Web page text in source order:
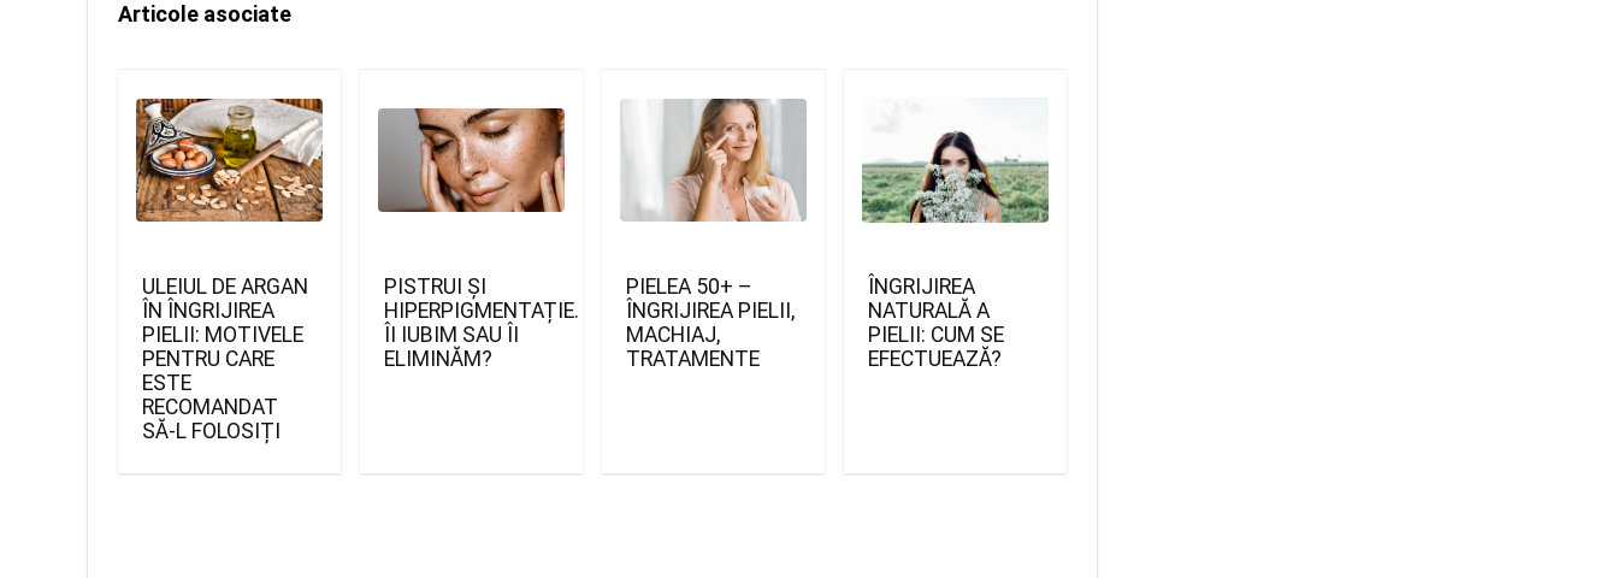
Articole asociate
ULEIUL DE ARGAN
ÎN ÎNGRIJIREA
PIELII: MOTIVELE
PENTRU CARE
ESTE
RECOMANDAT
SĂ-L FOLOSIȚI
PISTRUI ȘI
HIPERPIGMENTAȚIE.
ÎI IUBIM SAU ÎI
ELIMINĂM?
PIELEA 50+ –
ÎNGRIJIREA PIELII,
MACHIAJ,
TRATAMENTE
ÎNGRIJIREA
NATURALĂ A
PIELII: CUM SE
EFECTUEAZĂ?